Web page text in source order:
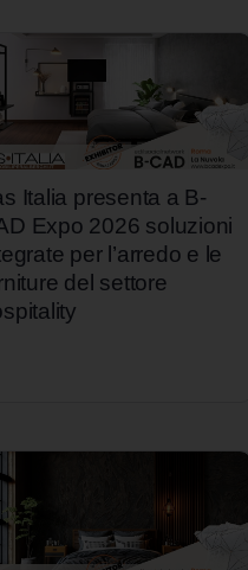
Italia presenta a B-
Expo 2026 soluzioni
per l’arredo e le
del settore